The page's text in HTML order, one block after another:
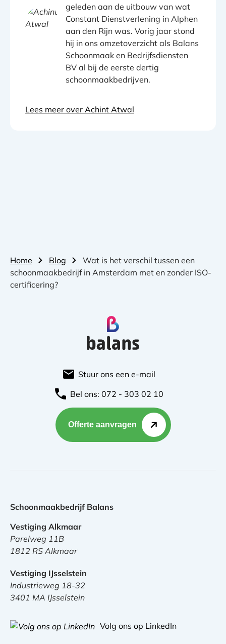
geleden aan de uitbouw van wat
Constant Dienstverlening in Alphen
aan den Rijn was. Vorig jaar stond
hij in ons omzetoverzicht als Balans
Schoonmaak en Bedrijfsdiensten
BV al bij de eerste dertig
schoonmaakbedrijven.
Lees meer over Achint Atwal
Home Blog
Wat is het verschil tussen een
schoonmaakbedrijf in Amsterdam met en zonder ISO-
certificering?
Stuur ons een e-mail
Bel ons: 072 - 303 02 10
Offerte aanvragen
Schoonmaakbedrijf Balans
Vestiging Alkmaar
Parelweg 11B
1812 RS Alkmaar
Vestiging IJsselstein
Industrieweg 18-32
3401 MA IJsselstein
Volg ons op LinkedIn